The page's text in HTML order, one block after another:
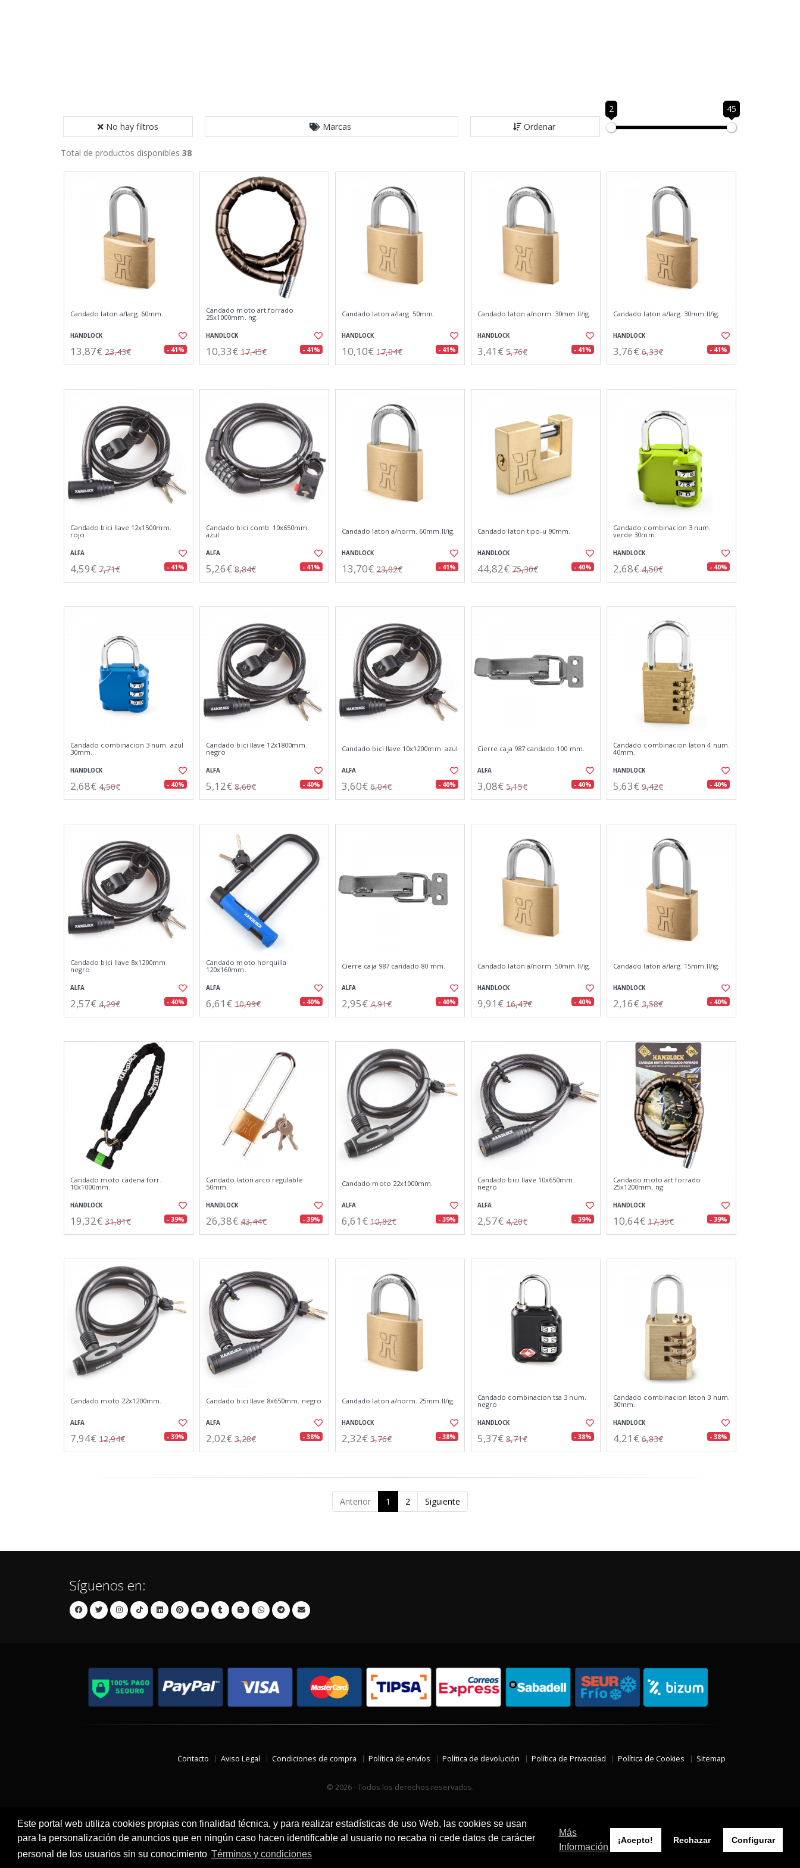
Este portal web utiliza cookies propias con finalidad técnica, y para realizar estadísticas de uso Web, las cookies se usan
para la personalización de anuncios que en ningún caso hacen identificable al usuario no recaba ni cede datos de carácter
personal de los usuarios sin su conocimiento Términos y condiciones
Más
Información
¡Acepto! Rechazar Configurar
No hay filtros Marcas Ordenar
2 45
Total de productos disponibles 38
Candado laton a/larg. 60mm.
HANDLOCK
13,87€ 23,43€ - 41%
Candado moto art.forrado
25x1000mm. ng.
HANDLOCK
10,33€ 17,45€ - 41%
Candado laton a/larg. 50mm.
HANDLOCK
10,10€ 17,04€ - 41%
Candado laton a/norm. 30mm.ll/ig.
HANDLOCK
3,41€ 5,76€ - 41%
Candado laton a/larg. 30mm.ll/ig.
HANDLOCK
3,76€ 6,33€ - 41%
Candado bici llave 12x1500mm.
rojo
ALFA
4,59€ 7,71€ - 41%
Candado bici comb. 10x650mm.
azul
ALFA
5,26€ 8,84€ - 41%
Candado laton a/norm. 60mm.ll/ig.
HANDLOCK
13,70€ 23,02€ - 41%
Candado laton tipo-u 90mm.
HANDLOCK
44,82€ 75,30€ - 40%
Candado combinacion 3 num.
verde 30mm.
HANDLOCK
2,68€ 4,50€ - 40%
Candado combinacion 3 num. azul
30mm.
HANDLOCK
2,68€ 4,50€ - 40%
Candado bici llave 12x1800mm.
negro
ALFA
5,12€ 8,60€ - 40%
Candado bici llave 10x1200mm. azul
ALFA
3,60€ 6,04€ - 40%
Cierre caja 987 candado 100 mm.
ALFA
3,08€ 5,15€ - 40%
Candado combinacion laton 4 num.
40mm.
HANDLOCK
5,63€ 9,42€ - 40%
Candado bici llave 8x1200mm.
negro
ALFA
2,57€ 4,29€ - 40%
Candado moto horquilla
120x160mm.
ALFA
6,61€ 10,99€ - 40%
Cierre caja 987 candado 80 mm.
ALFA
2,95€ 4,91€ - 40%
Candado laton a/norm. 50mm.ll/ig.
HANDLOCK
9,91€ 16,47€ - 40%
Candado laton a/larg. 15mm.ll/ig.
HANDLOCK
2,16€ 3,58€ - 40%
Candado moto cadena forr.
10x1000mm.
HANDLOCK
19,32€ 31,81€ - 39%
Candado laton arco regulable
50mm.
HANDLOCK
26,38€ 43,44€ - 39%
Candado moto 22x1000mm.
ALFA
6,61€ 10,82€ - 39%
Candado bici llave 10x650mm.
negro
ALFA
2,57€ 4,20€ - 39%
Candado moto art.forrado
25x1200mm. ng.
HANDLOCK
10,64€ 17,35€ - 39%
Candado moto 22x1200mm.
ALFA
7,94€ 12,94€ - 39%
Candado bici llave 8x650mm. negro
ALFA
2,02€ 3,28€ - 38%
Candado laton a/norm. 25mm.ll/ig.
HANDLOCK
2,32€ 3,76€ - 38%
Candado combinacion tsa 3 num.
negro
HANDLOCK
5,37€ 8,71€ - 38%
Candado combinacion laton 3 num.
30mm.
HANDLOCK
4,21€ 6,83€ - 38%
Anterior 1 2 Siguiente
Síguenos en:
Contacto Aviso Legal Condiciones de compra Política de envíos Política de devolución Política de Privacidad Política de Cookies Sitemap
© 2026 - Todos los derechos reservados.